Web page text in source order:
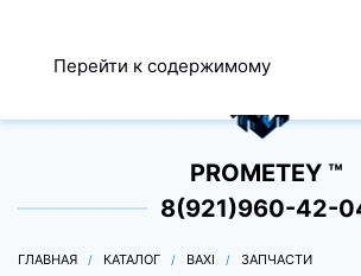
Перейти к содержимому
0
PROMETEY ™
8(921)960-42-
ГЛАВНАЯ КАТАЛОГ BAXI ЗАПЧАСТИ